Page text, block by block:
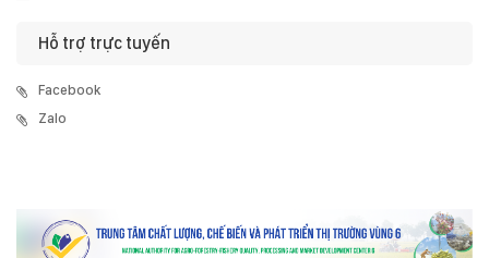
Hỗ trợ trực tuyến
Facebook
Zalo